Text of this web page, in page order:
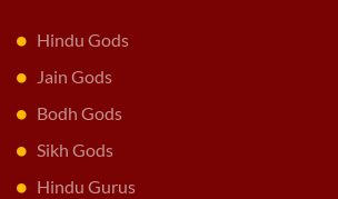
Hindu Gods
Jain Gods
Bodh Gods
Sikh Gods
Hindu Gurus